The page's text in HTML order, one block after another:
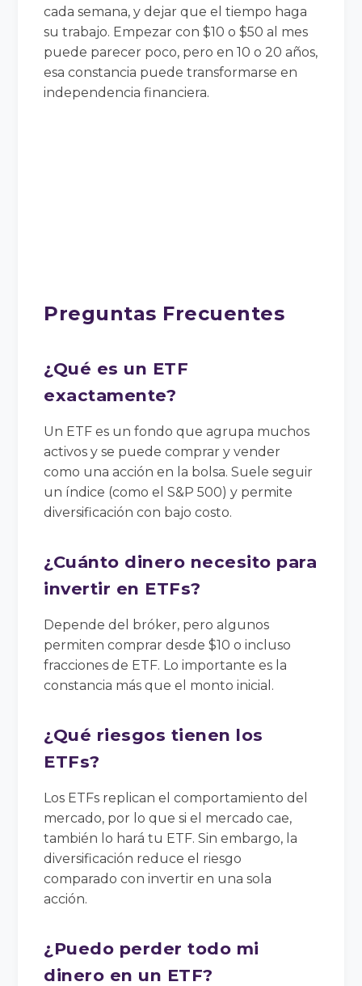
cada semana, y dejar que el tiempo haga
su trabajo. Empezar con $10 o $50 al mes
puede parecer poco, pero en 10 o 20 años,
esa constancia puede transformarse en
independencia financiera.
Preguntas Frecuentes
¿Qué es un ETF
exactamente?
Un ETF es un fondo que agrupa muchos
activos y se puede comprar y vender
como una acción en la bolsa. Suele seguir
un índice (como el S&P 500) y permite
diversificación con bajo costo.
¿Cuánto dinero necesito para
invertir en ETFs?
Depende del bróker, pero algunos
permiten comprar desde $10 o incluso
fracciones de ETF. Lo importante es la
constancia más que el monto inicial.
¿Qué riesgos tienen los
ETFs?
Los ETFs replican el comportamiento del
mercado, por lo que si el mercado cae,
también lo hará tu ETF. Sin embargo, la
diversificación reduce el riesgo
comparado con invertir en una sola
acción.
¿Puedo perder todo mi
dinero en un ETF?